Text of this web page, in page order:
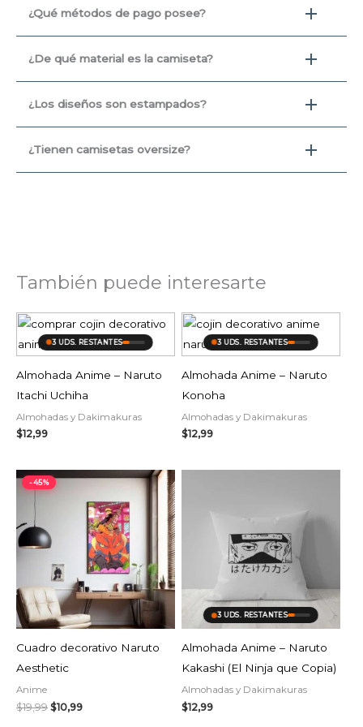
¿Qué métodos de pago posee?
¿De qué material es la camiseta?
¿Los diseños son estampados?
¿Tienen camisetas oversize?
También puede interesarte
3 UDS. RESTANTES
Almohada Anime – Naruto
Itachi Uchiha
Almohadas y Dakimakuras
$12,99
3 UDS. RESTANTES
Almohada Anime – Naruto
Konoha
Almohadas y Dakimakuras
$12,99
-45%
AGOTADO
Cuadro decorativo Naruto
Aesthetic
Anime
$19,99
El
precio
original
$10,99
El
actual
es:
$10,99.
3 UDS. RESTANTES
Almohada Anime – Naruto
Kakashi (El Ninja que Copia)
Almohadas y Dakimakuras
$12,99